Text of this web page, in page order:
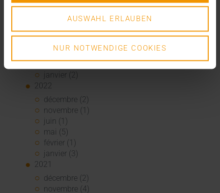
AUSWAHL ERLAUBEN
NUR NOTWENDIGE COOKIES
août (1)
juin (4)
mai (5)
mars (1)
février (1)
janvier (2)
2022
décembre (2)
novembre (1)
juin (1)
mai (5)
février (1)
janvier (3)
2021
décembre (2)
novembre (4)